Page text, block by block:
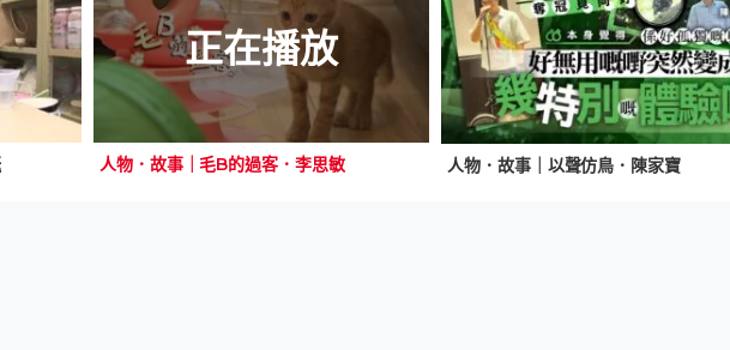
正在播放
人物．故事｜毛B的過客．李思敏 人物．故事｜以聲仿鳥．陳家寶